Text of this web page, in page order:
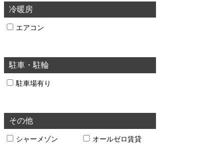
冷暖房
エアコン
駐車・駐輪
駐車場有り
その他
シャーメゾン オールゼロ賃貸